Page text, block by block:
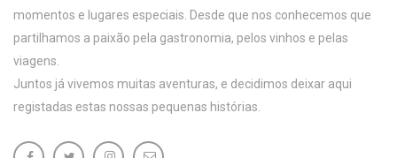
momentos e lugares especiais. Desde que nos conhecemos que
partilhamos a paixão pela gastronomia, pelos vinhos e pelas
viagens.
Juntos já vivemos muitas aventuras, e decidimos deixar aqui
registadas estas nossas pequenas histórias.